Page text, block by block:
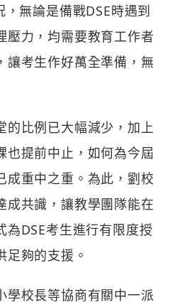
，無論是備戰DSE時遇到
壓力，均需要教育工作者
讓考生作好萬全準備，無
的比例已大幅減少，加上
也提前中止，如何為今屆
成重中之重。為此，劉校
成共識，讓教學團隊能在
為DSE考生進行有限度授
夠的支援。
學校長等協商有關中一派